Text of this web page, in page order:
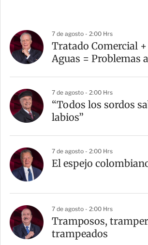
7 de agosto - 2:00 Hrs
Tratado Comercial
Aguas = Problemas
7 de agosto - 2:00 Hrs
“Todos los sordos
labios”
7 de agosto - 2:00 Hrs
El espejo
7 de agosto - 2:00 Hrs
Tramposos,
trampeados